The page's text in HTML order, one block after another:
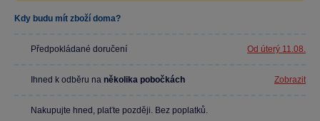
Kdy budu mít zboží doma?
Předpokládané doručení Od úterý 11.08.
Ihned k odběru na několika pobočkách Zobrazit
Nakupujte hned, plaťte později. Bez poplatků.